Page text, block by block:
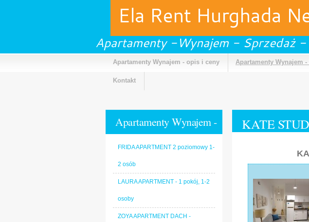
Ela Rent Hurghada
Apartamenty -Wynajem - Sprzedaż
Apartamenty Wynajem - opis i ceny Apartamenty Wynajem -
Kontakt
KATE
Apartamenty Wynajem -
Galeria
FRIDA APARTMENT 2 poziomowy 1-
2 osób
LAURA APARTMENT - 1 pokój, 1-2
osoby
ZOYA APARTMENT DACH -